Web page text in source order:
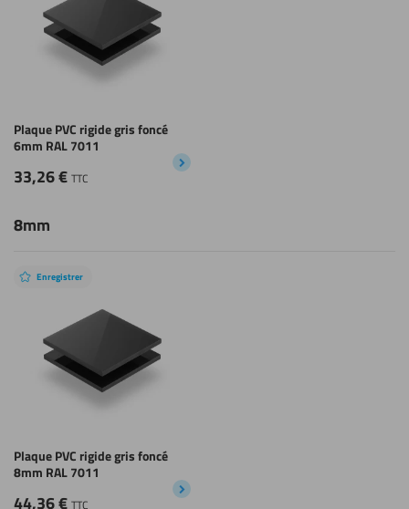
Plaque PVC rigide gris foncé
6mm RAL 7011
33,26€ TTC
8mm
Enregistrer
Plaque PVC rigide gris foncé
8mm RAL 7011
44,36€ TTC